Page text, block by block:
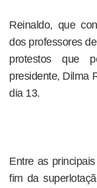
Reinaldo, que
dos professores
protestos que
presidente, Dilma
dia 13.
Entre as
fim da